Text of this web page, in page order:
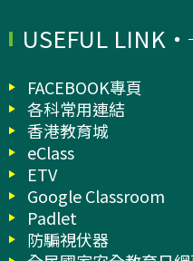
USEFUL LINK
FACEBOOK專頁
各科常用連結
香港教育城
eClass
ETV
Google Classroom
Padlet
防騙視伏器